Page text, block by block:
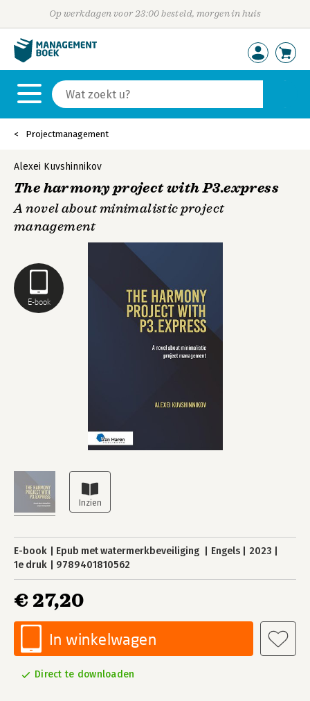
Op werkdagen voor 23:00 besteld, morgen in huis
Projectmanagement
E-book
Alexei Kuvshinnikov
The harmony project with P3.express
A novel about minimalistic project
management
E-book Epub met watermerkbeveiliging Engels
2023
1e druk
9789401810562
€ 27,20
In winkelwagen
Direct te downloaden